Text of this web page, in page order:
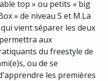
top » ou petits « big
» de niveau S et M.La
vient séparer les deux
aux
du freestyle de
ou de se
les premières